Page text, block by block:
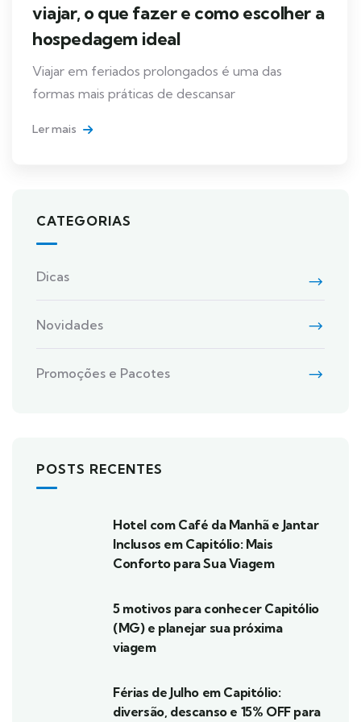
viajar, o que fazer e como escolher a
hospedagem ideal
Viajar em feriados prolongados é uma das
formas mais práticas de descansar
Ler mais
CATEGORIAS
Dicas
Novidades
Promoções e Pacotes
POSTS RECENTES
Hotel com Café da Manhã e Jantar
Inclusos em Capitólio: Mais
Conforto para Sua Viagem
5 motivos para conhecer Capitólio
(MG) e planejar sua próxima
viagem
Férias de Julho em Capitólio:
diversão, descanso e 15% OFF para